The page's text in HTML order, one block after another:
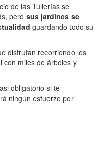
de las Tullerías se
pero sus jardines se
guardando todo su
disfrutan recorriendo los
con miles de árboles y
obligatorio si te
ningún esfuerzo por